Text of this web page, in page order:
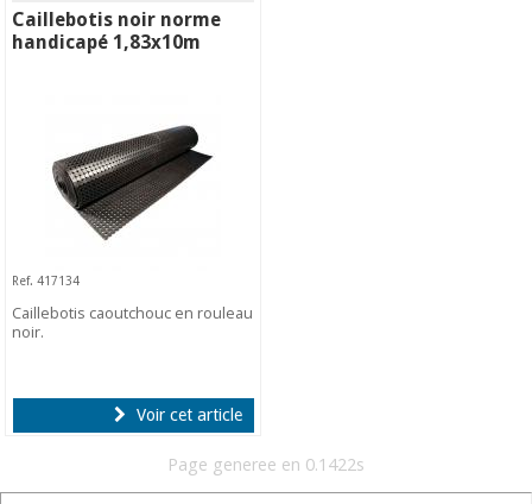
Caillebotis noir norme
handicapé 1,83x10m
Ref. 417134
Caillebotis caoutchouc en rouleau
noir.
Voir cet article
Page generee en 0.1422s